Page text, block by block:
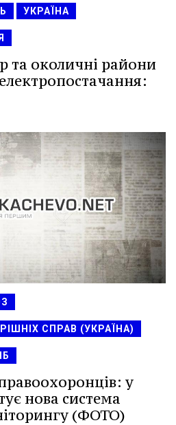
УКРАЇНА
та околичні райони
СПРАВ (УКРАЇНА)
у
нова система
(ФОТО)